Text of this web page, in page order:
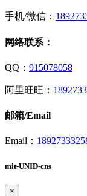
手机/微信：
网络联系：
QQ： 915078058
阿里旺旺：
邮箱/Email
Email：
mit-UNID-cns
×